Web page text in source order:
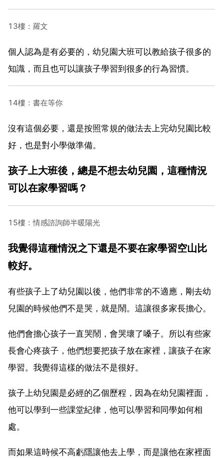
13樓：羅文
個人認為是有必要的，幼兒園大班可以教給孩子很多的
知識，而且也可以讓孩子學習到很多的行為習慣。
14樓：書在等你
沒有這個必要，還是按照常規的做法去上完幼兒園比較
好，也是對小學做準備。
孩子上大班後，總是不想去幼兒園，這種情況
可以在家學習嗎？
15樓：情感諮詢師半暖陽光
我覺得這種情況之下還是不要在家學習空山比
較好。
有些孩子上了幼兒園以後，他們非常的不適應，剛去幼
兒園的時候他們不是哭，就是鬧。這讓很多家長擔心。
他們會擔心孩子一直哭鬧，會哭壞了嗓子。所以有些家
長會心疼孩子，他們想要把孩子放在家裡，讓孩子在家
學習。我覺得這樣的做法不是很好。
孩子上幼兒園是必經的乙個歷程，因為在幼兒園裡面，
他可以學到一些課堂紀律，他可以學習和同學如何相
處。
而如果這時候不高虧隱讓他去上學，而是讓他在家裡面